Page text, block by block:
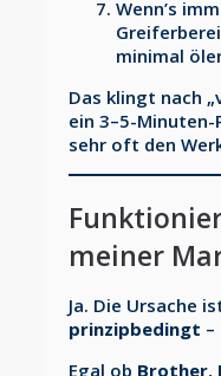
Wenn’s
minimal
Das klingt nach
ein 3–5-
sehr oft den
meiner
Ja. Die Ursache
prinzipbedingt
Egal ob Brother,